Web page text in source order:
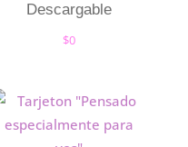
Descargable
$0